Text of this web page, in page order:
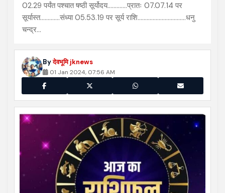
02.29 पर्यंत पश्चात षष्ठी सूर्योदय.............प्रातः 07.07.14 पर
सूर्यास्त.............संध्या 05.53.19 पर सूर्य राशि................................धनु
चन्द्र…
Byदेवभूमि jknews
01 Jan 2024, 07:56 AM